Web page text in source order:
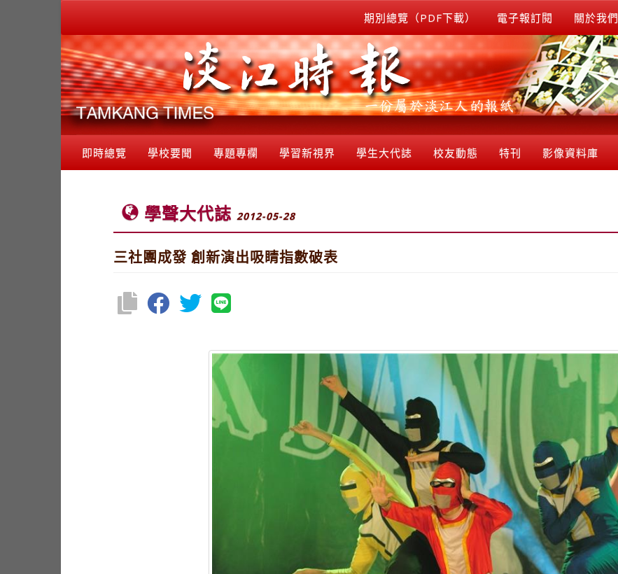
期別總覽（PDF下載） 電子報訂閱 關於我們
即時總覽 學校要聞 專題專欄 學習新視界 學生大代誌 校友動態 特刊 影像資料庫
學聲大代誌 2012-05-28
三社團成發 創新演出吸睛指數破表